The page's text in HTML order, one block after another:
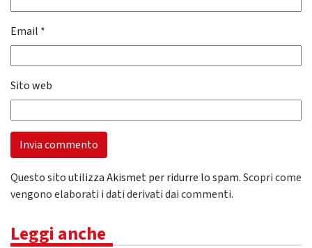
Email *
Sito web
Questo sito utilizza Akismet per ridurre lo spam.Scopri come
vengono elaborati i dati derivati dai commenti.
Leggi anche